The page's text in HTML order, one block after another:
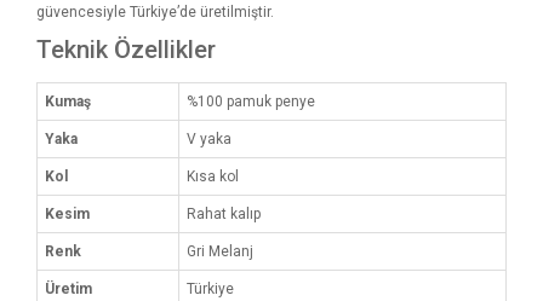
güvencesiyle Türkiye’de üretilmiştir.
Teknik Özellikler
Kumaş %100 pamuk penye
Yaka V yaka
Kol Kısa kol
Kesim Rahat kalıp
Renk Gri Melanj
Üretim Türkiye